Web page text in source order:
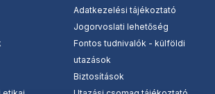
Adatkezelési tájékoztató
Jogorvoslati lehetőség
Fontos tudnivalók - külföldi
utazások
Biztosítások